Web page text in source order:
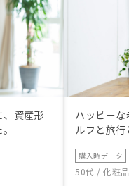
資産形
ハッピー
ルフと旅
購入時データ
50代 / 化粧